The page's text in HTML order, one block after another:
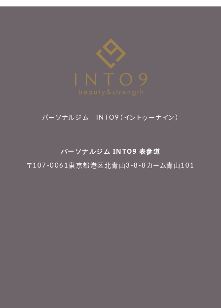
パーソナルジム INTO9（イントゥーナイン）
パーソナルジム INTO9 表参道
〒107-0061東京都港区北青山3-8-8カーム青山101